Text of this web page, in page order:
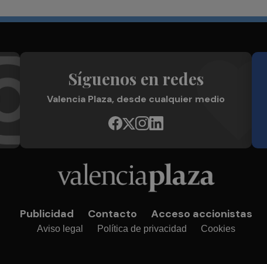
Síguenos en redes
Valencia Plaza, desde cualquier medio
Publicidad Contacto Acceso accionistas
Aviso legal Política de privacidad Cookies